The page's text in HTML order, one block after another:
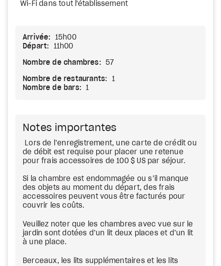
Wi-Fi dans tout l'établissement
Arrivée:
15h00
Départ:
11h00
Nombre de chambres: 57
Nombre de restaurants:
1
Nombre de bars:
1
Notes importantes
Lors de l’enregistrement, une carte de crédit ou
de débit est requise pour placer une retenue
pour frais accessoires de 100 $ US par séjour.
Si la chambre est endommagée ou s’il manque
des objets au moment du départ, des frais
accessoires peuvent vous être facturés pour
couvrir les coûts.
Veuillez noter que les chambres avec vue sur le
jardin sont dotées d’un lit deux places et d’un lit
à une place.
Berceaux, les lits supplémentaires et les lits